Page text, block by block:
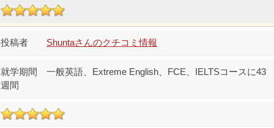
Shuntaさんのクチコミ情報
一般英語、Extreme English、FCE、IELTSコースに43
週間